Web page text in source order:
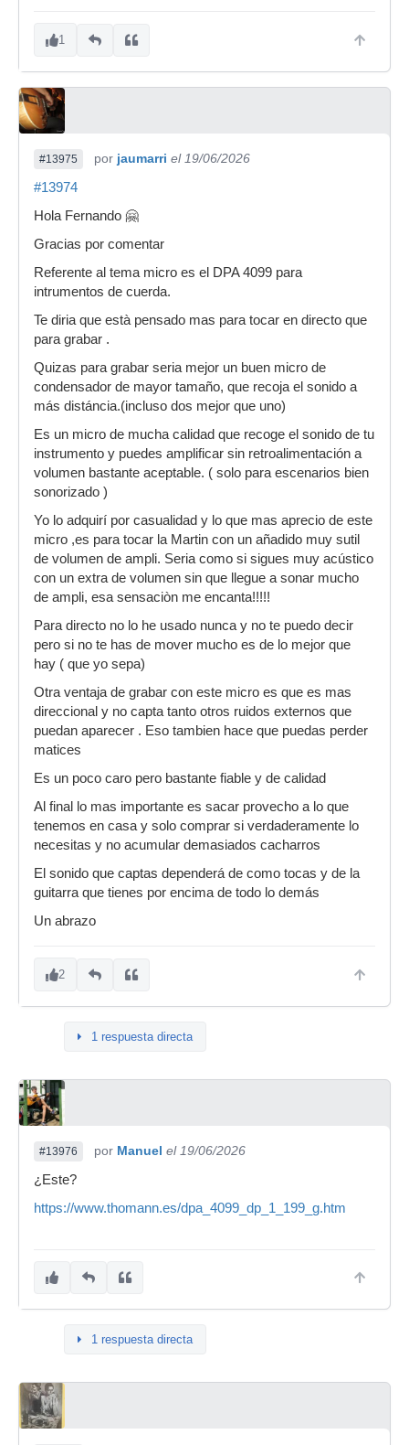
1
#13975 por jaumarri el 19/06/2026
#13974
Hola Fernando 🤗
Gracias por comentar
Referente al tema micro es el DPA 4099 para
intrumentos de cuerda.
Te diria que està pensado mas para tocar en directo que
para grabar .
Quizas para grabar seria mejor un buen micro de
condensador de mayor tamaño, que recoja el sonido a
más distáncia.(incluso dos mejor que uno)
Es un micro de mucha calidad que recoge el sonido de tu
instrumento y puedes amplificar sin retroalimentación a
volumen bastante aceptable. ( solo para escenarios bien
sonorizado )
Yo lo adquirí por casualidad y lo que mas aprecio de este
micro ,es para tocar la Martin con un añadido muy sutil
de volumen de ampli. Seria como si sigues muy acústico
con un extra de volumen sin que llegue a sonar mucho
de ampli, esa sensaciòn me encanta!!!!!
Para directo no lo he usado nunca y no te puedo decir
pero si no te has de mover mucho es de lo mejor que
hay ( que yo sepa)
Otra ventaja de grabar con este micro es que es mas
direccional y no capta tanto otros ruidos externos que
puedan aparecer . Eso tambien hace que puedas perder
matices
Es un poco caro pero bastante fiable y de calidad
Al final lo mas importante es sacar provecho a lo que
tenemos en casa y solo comprar si verdaderamente lo
necesitas y no acumular demasiados cacharros
El sonido que captas dependerá de como tocas y de la
guitarra que tienes por encima de todo lo demás
Un abrazo
2
1 respuesta directa
#13976 por Manuel el 19/06/2026
¿Este?
https://www.thomann.es/dpa_4099_dp_1_199_g.htm
1 respuesta directa